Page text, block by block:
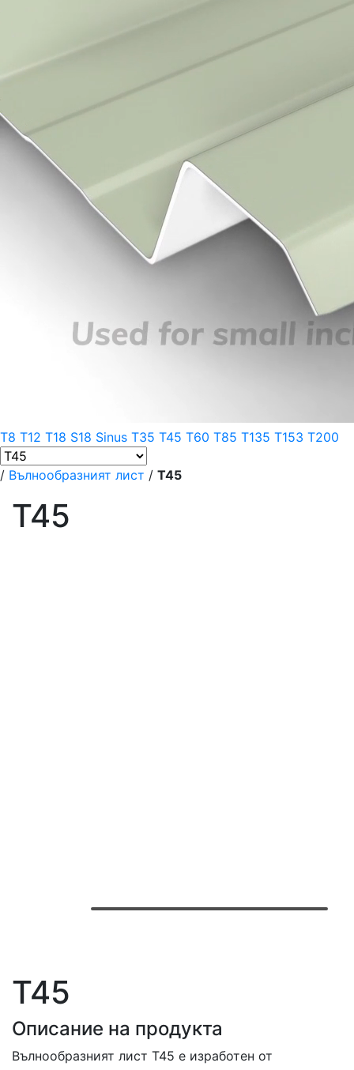
T8 T12 T18 S18 Sinus T35 T45 T60 T85 T135 T153 T200
/ Вълнообразният лист / T45
T45
T45
Описание на продукта
Вълнообразният лист Т45 е изработен от